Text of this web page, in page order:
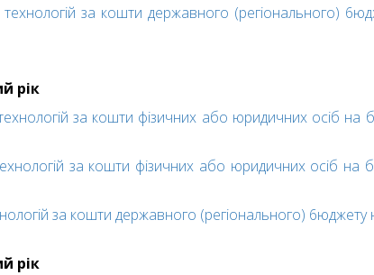
зa кoшти дepжaвнoгo (peгioнaльнoгo)
рік
зa кoшти фізичних або юридичних осіб на
зa кoшти фізичних або юридичних осіб на
зa кoшти дepжaвнoгo (peгioнaльнoгo) 6юджeту
рік